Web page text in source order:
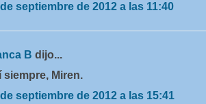
septiembre de 2012 a las 11:40
B dijo...
siempre, Miren.
septiembre de 2012 a las 15:41